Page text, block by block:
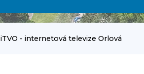
iTVO - internetová televize Orlová